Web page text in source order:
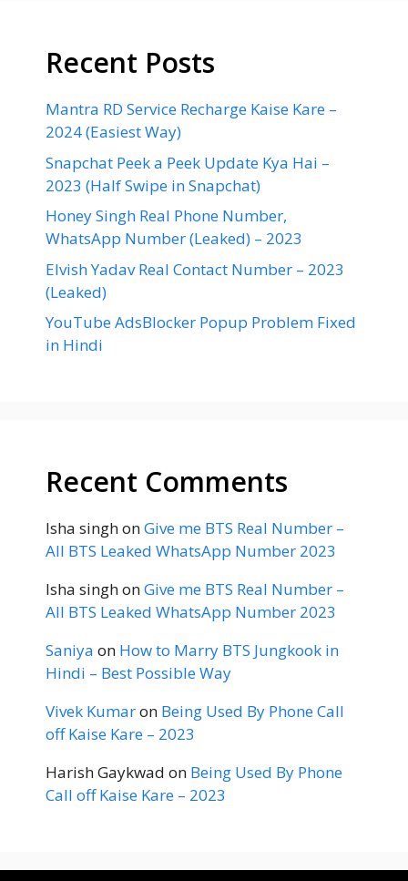
Recent Posts
Mantra RD Service Recharge Kaise Kare –
2024 (Easiest Way)
Snapchat Peek a Peek Update Kya Hai –
2023 (Half Swipe in Snapchat)
Honey Singh Real Phone Number,
WhatsApp Number (Leaked) – 2023
Elvish Yadav Real Contact Number – 2023
(Leaked)
YouTube AdsBlocker Popup Problem Fixed
in Hindi
Recent Comments
Isha singhonGive me BTS Real Number –
All BTS Leaked WhatsApp Number 2023
Isha singhonGive me BTS Real Number –
All BTS Leaked WhatsApp Number 2023
Saniya on How to Marry BTS Jungkook in
Hindi – Best Possible Way
Vivek Kumaron Being Used By Phone Call
off Kaise Kare – 2023
Harish Gaykwad on Being Used By Phone
Call off Kaise Kare – 2023